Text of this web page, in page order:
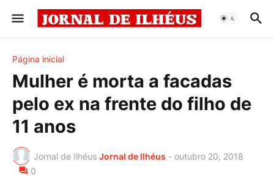
Página inicial
Mulher é morta a facadas
pelo ex na frente do filho de
11 anos
Jornal de Ilhéus Jornal de Ilhéus - outubro 20, 2018
0